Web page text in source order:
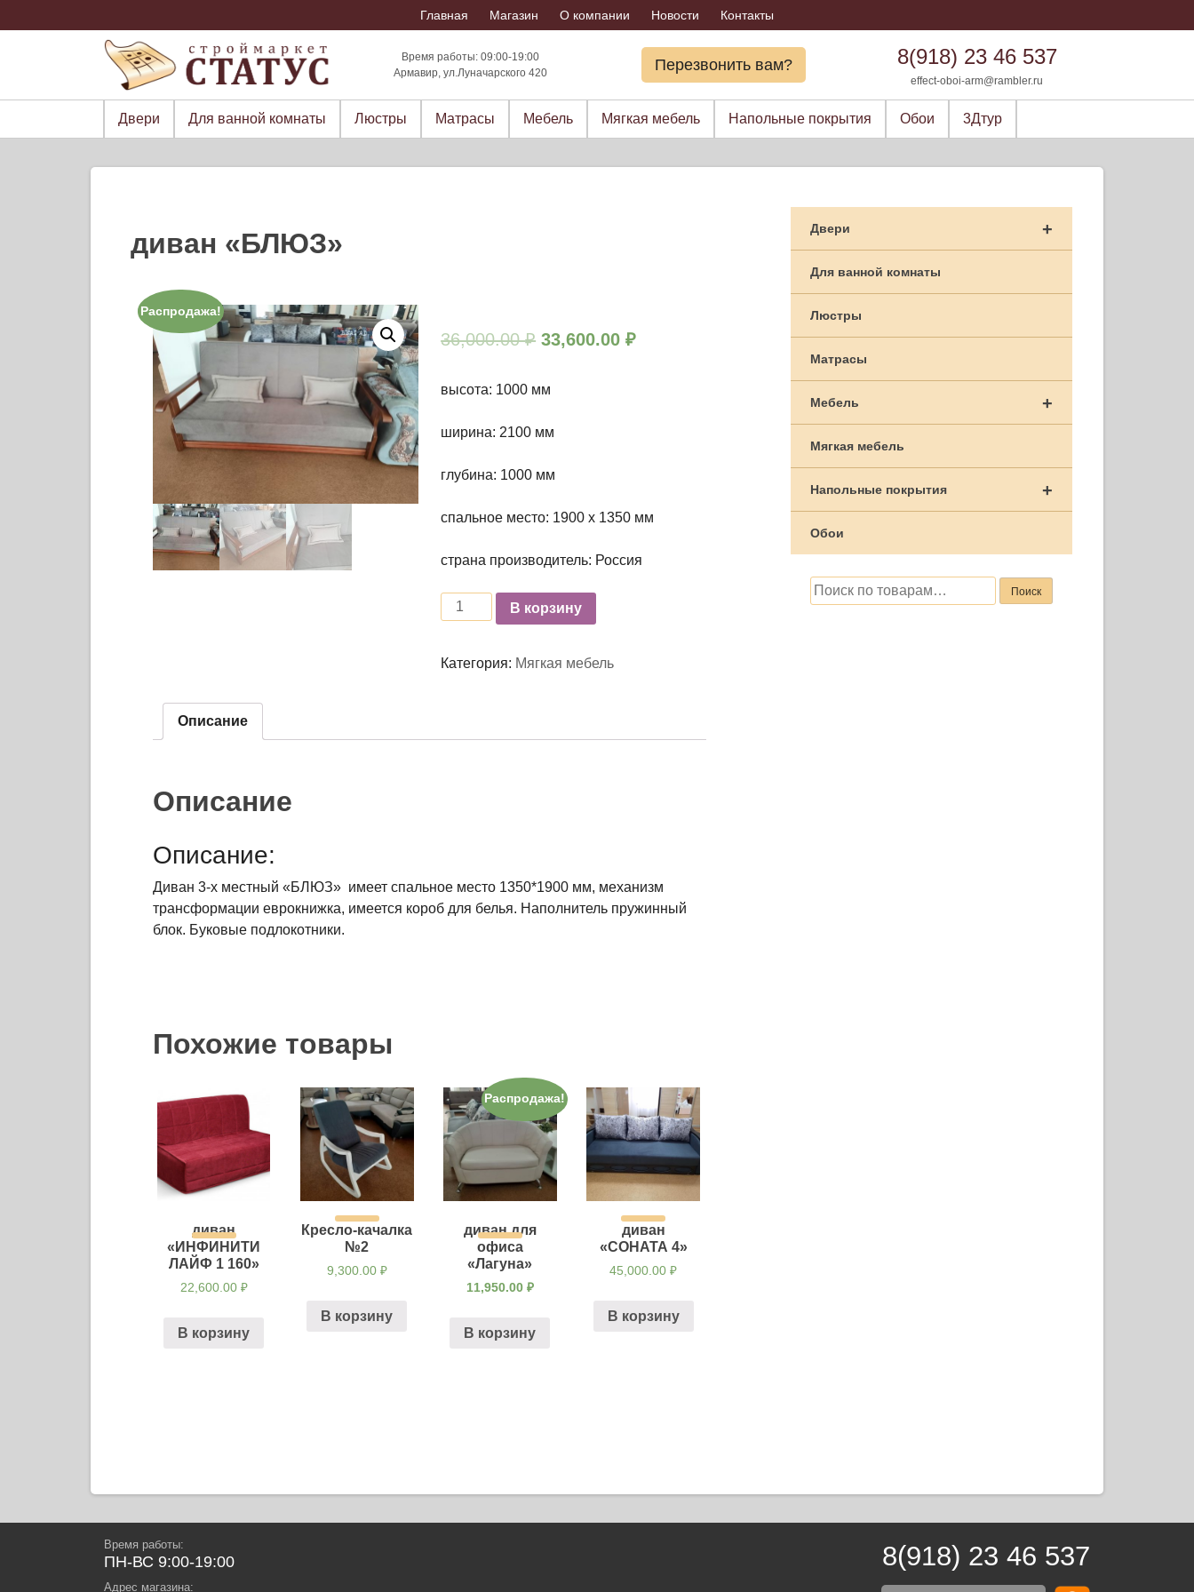
to
Главная Магазин О компании Новости Контакты
Время работы: 09:00-19:00
Армавир, ул.Луначарского 420
Перезвонить вам? 8(918) 23 46 537
effect-oboi-arm@rambler.ru
Двери Для ванной комнаты Люстры Матрасы Мебель Мягкая мебель Напольные покрытия Обои 3Дтур
диван «БЛЮЗ»
Распродажа!
36,000.00₽ 33,600.00₽
высота: 1000 мм
ширина: 2100 мм
глубина: 1000 мм
спальное место: 1900 х 1350 мм
страна производитель: Россия
КоличествоВ корзину
Категория: Мягкая мебель
Описание
Описание
Описание:
Диван 3-х местный «БЛЮЗ» имеет спальное место 1350*1900 мм, механизм
трансформации еврокнижка, имеется короб для белья. Наполнитель пружинный
блок. Буковые подлокотники.
Похожие товары
диван
«ИНФИНИТИ
ЛАЙФ 1 160»
22,600.00 ₽
В корзину
Кресло-качалка
№2
9,300.00 ₽
В корзину
Распродажа!
диван для
офиса
«Лагуна»
11,950.00 ₽
В корзину
диван
«СОНАТА 4»
45,000.00₽
В корзину
по
записям
+
Двери
Для ванной комнаты
Люстры
Матрасы
+
Мебель
Мягкая мебель
+
Напольные покрытия
Обои
Искать: Поиск
Время работы:
ПН-ВС 9:00-19:00
Адрес магазина:
8(918) 23 46 537